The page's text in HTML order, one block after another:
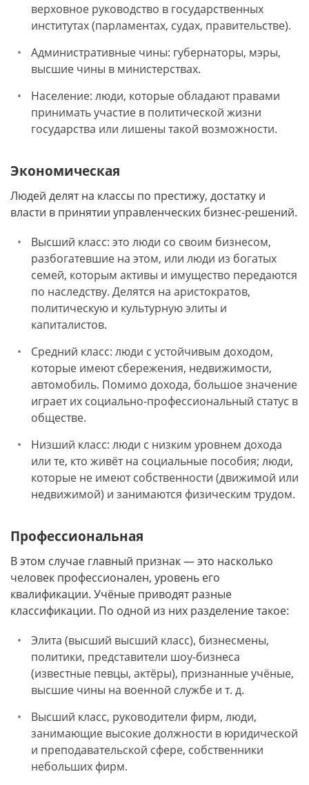
верховное руководство в государственных
институтах (парламентах, судах, правительстве).
Административные чины: губернаторы, мэры,
высшие чины в министерствах.
Население: люди, которые обладают правами
принимать участие в политической жизни
государства или лишены такой возможности.
Экономическая
Людей делят на классы по престижу, достатку и
власти в принятии управленческих бизнес-решений.
Высший класс: это люди со своим бизнесом,
разбогатевшие на этом, или люди из богатых
семей, которым активы и имущество передаются
по наследству. Делятся на аристократов,
политическую и культурную элиты и
капиталистов.
Средний класс: люди с устойчивым доходом,
которые имеют сбережения, недвижимости,
автомобиль. Помимо дохода, большое значение
играет их социально-профессиональный статус в
обществе.
Низший класс: люди с низким уровнем дохода
или те, кто живёт на социальные пособия; люди,
которые не имеют собственности (движимой или
недвижимой) и занимаются физическим трудом.
Профессиональная
В этом случае главный признак — это насколько
человек профессионален, уровень его
квалификации. Учёные приводят разные
классификации. По одной из них разделение такое:
Элита (высший высший класс), бизнесмены,
политики, представители шоу-бизнеса
(известные певцы, актёры), признанные учёные,
высшие чины на военной службе и т. д.
Высший класс, руководители фирм, люди,
занимающие высокие должности в юридической
и преподавательской сфере, собственники
небольших фирм.